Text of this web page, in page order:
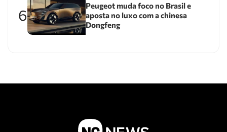
6
Peugeot muda foco no Brasil e
aposta no luxo com a chinesa
Dongfeng